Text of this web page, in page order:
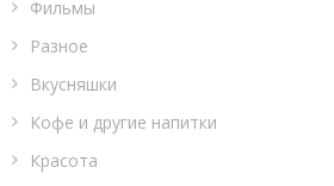
Фильмы
Разное
Вкусняшки
Кофе и другие напитки
Красота